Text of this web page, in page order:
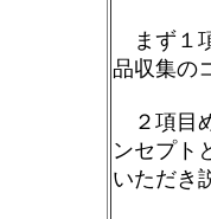
まず１
品収集の
２項目
ンセプト
いただき